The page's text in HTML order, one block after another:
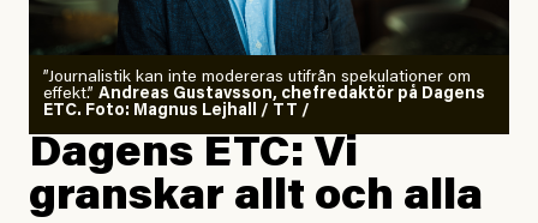
”Journalistik kan inte modereras utifrån spekulationer om
effekt.” Andreas Gustavsson, chefredaktör på Dagens
ETC. Foto: Magnus Lejhall / TT /
Dagens ETC: Vi
granskar allt och alla